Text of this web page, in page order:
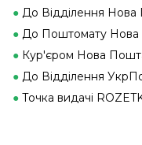
● До Відділення
● До Поштомату
● Кур'єром Нова
● До Відділення
● Точка видачі